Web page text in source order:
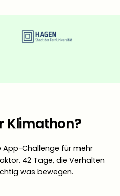
Klimathon?
App-Challenge für mehr
42 Tage, die Verhalten
was bewegen.